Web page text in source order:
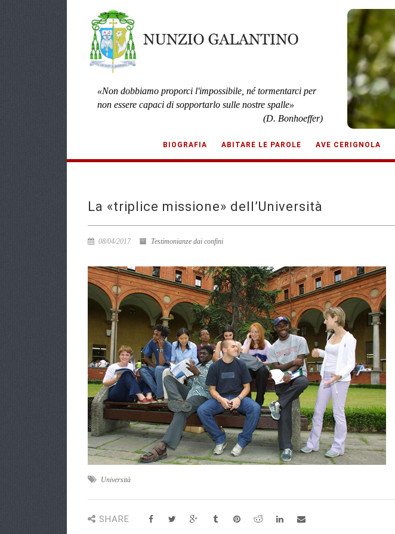
«Non dobbiamo proporci l'impossibile, né tormentarci per
non essere capaci di sopportarlo sulle nostre spalle»
(D. Bonhoeffer)
BIOGRAFIA ABITARE LE PAROLE AVE CERIGNOLA
La «triplice missione» dell’Università
08/04/2017 Testimonianze dai confini
Università
SHARE